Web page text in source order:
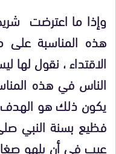
وإذا ما اعترضت
هذه المناسبة
الاقتداء ، نقول
الناس في هذه
يكون ذلك هو الهدف
فظيع بسنة النبي
عيب في أن يلهو